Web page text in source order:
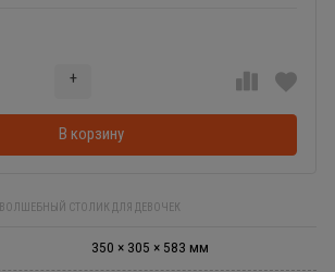
+
В корзину
ВОЛШЕБНЫЙ СТОЛИК ДЛЯ ДЕВОЧЕК
350 × 305 × 583 мм